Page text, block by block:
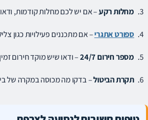
מחלות רקע– אם יש לכם מחלות קודמות,
ספורט אתגרי– אם מתכננים פעילויות כגון
מספר חירום 24/7 – ודאו שיש מוקד חירום
תקרת הביטול– בדקו מה מכוסה במקרה של